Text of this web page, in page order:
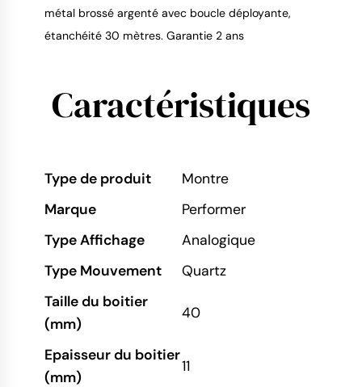
métal brossé argenté avec boucle déployante,
étanchéité 30 mètres. Garantie 2 ans
Caractéristiques
Type de produit
Montre
Marque
Performer
Type Affichage
Analogique
Type Mouvement
Quartz
Taille du boitier
(mm)
40
Epaisseur du boitier
(mm)
11